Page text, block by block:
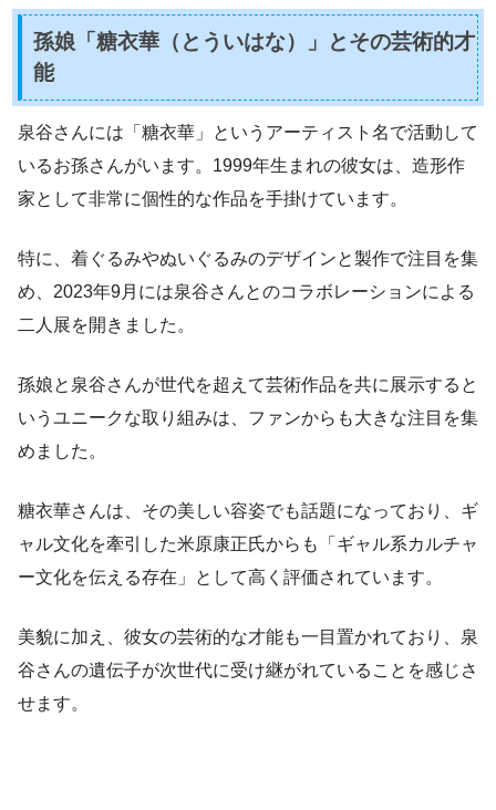
孫娘「糖衣華（とういはな）」とその芸術的才
能
泉谷さんには「糖衣華」というアーティスト名で活動して
いるお孫さんがいます。1999年生まれの彼女は、造形作
家として非常に個性的な作品を手掛けています。
特に、着ぐるみやぬいぐるみのデザインと製作で注目を集
め、2023年9月には泉谷さんとのコラボレーションによる
二人展を開きました。
孫娘と泉谷さんが世代を超えて芸術作品を共に展示すると
いうユニークな取り組みは、ファンからも大きな注目を集
めました。
糖衣華さんは、その美しい容姿でも話題になっており、ギ
ャル文化を牽引した米原康正氏からも「ギャル系カルチャ
ー文化を伝える存在」として高く評価されています。
美貌に加え、彼女の芸術的な才能も一目置かれており、泉
谷さんの遺伝子が次世代に受け継がれていることを感じさ
せます。